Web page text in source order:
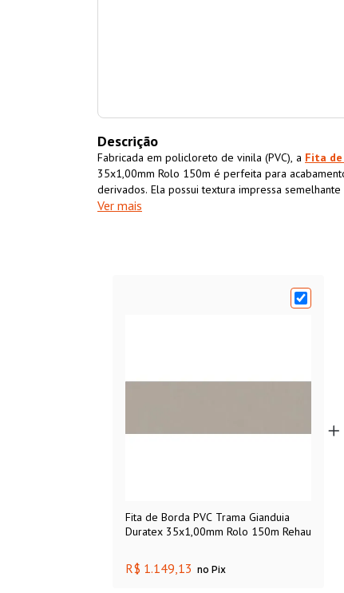
Descrição
Fabricada em policloreto de vinila (PVC), a Fita de
35x1,00mm Rolo 150m é perfeita para
derivados. Ela possui textura impressa
acabamento superior ao móvel também
Ver mais
Fita de Borda PVC Trama Gianduia
Duratex 35x1,00mm Rolo 150m Rehau
R$ 1.149,13 no Pix